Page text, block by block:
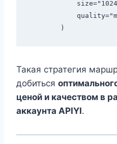
Такая стратегия
добиться
ценой и качеством в
аккаунта APIYI.